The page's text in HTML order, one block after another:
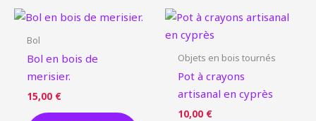
Bol
Bol en bois de
merisier.
15,00 €
Objets en bois tournés
Pot à crayons
artisanal en cyprès
10,00 €